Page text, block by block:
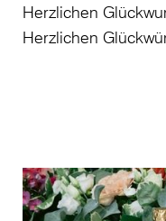
Herzlichen
Herzlichen